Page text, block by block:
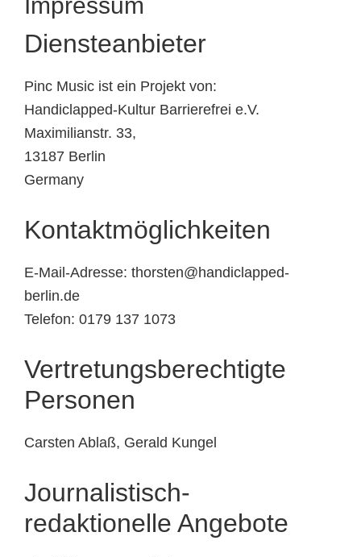
Diensteanbieter
Pinc Music ist ein Projekt von:
Handiclapped-Kultur Barrierefrei e.V.
Maximilianstr. 33,
13187 Berlin
Germany
Kontaktmöglichkeiten
E-Mail-Adresse: thorsten@handiclapped-
berlin.de
Telefon: 0179 137 1073
Vertretungsberechtigte
Personen
Carsten Ablaß, Gerald Kungel
Journalistisch-
redaktionelle Angebote